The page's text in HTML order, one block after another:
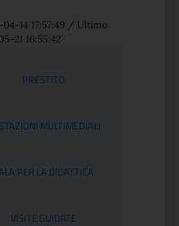
14 17:57:49 / Ultimo
21 16:55:42
PRESTITO
MULTIMEDIALI
PER LA DIDATTICA
VISITE GUIDATE